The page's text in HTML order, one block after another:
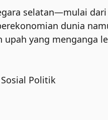
selatan—mulai
dunia
upah yang menganga
Sosial Politik